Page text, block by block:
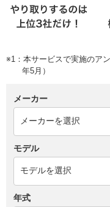
※1：本サービスで実施のア
年5月）
メーカー
モデル
年式